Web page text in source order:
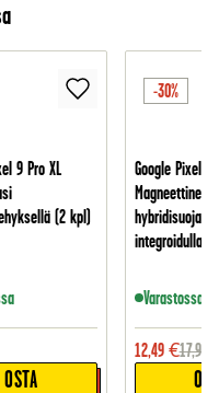
9 Pro XL
(2 kpl)
OSTA
-30%
Google Pixel 9
Magneettinen
integroidulla
Varastossa
12,49 €17,95